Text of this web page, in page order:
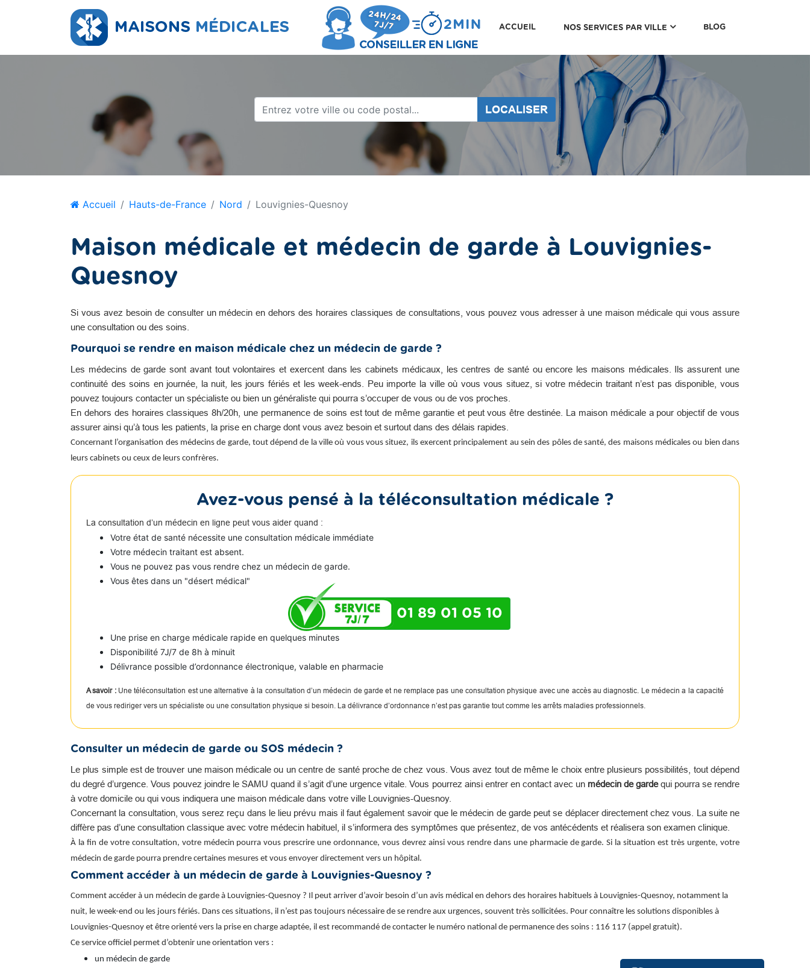
ACCUEIL NOS SERVICES PAR VILLE (CURRENT)
BLOG
LOCALISER
Accueil Hauts-de-France Nord Louvignies-Quesnoy
Maison médicale et médecin de garde à Louvignies-
Quesnoy
Si vous avez besoin de consulter un médecin en dehors des horaires classiques de consultations, vous pouvez vous adresser à une maison médicale qui vous assure
une consultation ou des soins.
Pourquoi se rendre en maison médicale chez un médecin de garde ?
Les médecins de garde sont avant tout volontaires et exercent dans les cabinets médicaux, les centres de santé ou encore les maisons médicales. Ils assurent une
continuité des soins en journée, la nuit, les jours fériés et les week-ends. Peu importe la ville où vous vous situez, si votre médecin traitant n’est pas disponible, vous
pouvez toujours contacter un spécialiste ou bien un généraliste qui pourra s’occuper de vous ou de vos proches.
En dehors des horaires classiques 8h/20h, une permanence de soins est tout de même garantie et peut vous être destinée. La maison médicale a pour objectif de vous
assurer ainsi qu’à tous les patients, la prise en charge dont vous avez besoin et surtout dans des délais rapides.
Concernant l’organisation des médecins de garde, tout dépend de la ville où vous vous situez, ils exercent principalement au sein des pôles de santé, des maisons médicales ou bien dans
leurs cabinets ou ceux de leurs confrères.
Avez-vous pensé à la téléconsultation médicale ?
La consultation d’un médecin en ligne peut vous aider quand :
Votre état de santé nécessite une consultation médicale immédiate
Votre médecin traitant est absent.
Vous ne pouvez pas vous rendre chez un médecin de garde.
Vous êtes dans un "désert médical"
01 89 01 05 10
Une prise en charge médicale rapide en quelques minutes
Disponibilité 7J/7 de 8h à minuit
Délivrance possible d’ordonnance électronique, valable en pharmacie
A savoir :Une téléconsultation est une alternative à la consultation d’un médecin de garde et ne remplace pas une consultation physique avec une accès au diagnostic. Le médecin a la capacité
de vous rediriger vers un spécialiste ou une consultation physique si besoin. La délivrance d’ordonnance n’est pas garantie tout comme les arrêts maladies professionnels.
Consulter un médecin de garde ou SOS médecin ?
Le plus simple est de trouver une maison médicale ou un centre de santé proche de chez vous. Vous avez tout de même le choix entre plusieurs possibilités, tout dépend
du degré d’urgence. Vous pouvez joindre le SAMU quand il s’agit d’une urgence vitale. Vous pourrez ainsi entrer en contact avec un médecin de gardequi pourra se rendre
à votre domicile ou qui vous indiquera une maison médicale dans votre ville Louvignies-Quesnoy.
Concernant la consultation, vous serez reçu dans le lieu prévu mais il faut également savoir que le médecin de garde peut se déplacer directement chez vous. La suite ne
diffère pas d’une consultation classique avec votre médecin habituel, il s’informera des symptômes que présentez, de vos antécédents et réalisera son examen clinique.
À la fin de votre consultation, votre médecin pourra vous prescrire une ordonnance, vous devrez ainsi vous rendre dans une pharmacie de garde. Si la situation est très urgente, votre
médecin de garde pourra prendre certaines mesures et vous envoyer directement vers un hôpital.
Comment accéder à un médecin de garde à Louvignies-Quesnoy ?
Comment accéder à un médecin de garde à Louvignies-Quesnoy ? Il peut arriver d’avoir besoin d’un avis médical en dehors des horaires habituels à Louvignies-Quesnoy, notamment la
nuit, le week-end ou les jours fériés. Dans ces situations, il n’est pas toujours nécessaire de se rendre aux urgences, souvent très sollicitées. Pour connaître les solutions disponibles à
Louvignies-Quesnoy et être orienté vers la prise en charge adaptée, il est recommandé de contacter le numéro national de permanence des soins : 116 117 (appel gratuit).
Ce service officiel permet d’obtenir une orientation vers :
un médecin de garde